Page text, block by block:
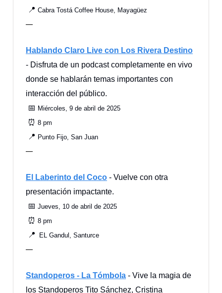
📍 Cabra Tostá Coffee House, Mayagüez
—
Hablando Claro Live con Los Rivera Destino
- Disfruta de un podcast completamente en vivo
donde se hablarán temas importantes con
interacción del público.
📅 Miércoles, 9 de abril de 2025
⏰ 8 pm
📍 Punto Fijo, San Juan
—
El Laberinto del Coco - Vuelve con otra
presentación impactante.
📅 Jueves, 10 de abril de 2025
⏰ 8 pm
📍 EL Gandul, Santurce
—
Standoperos - La Tómbola - Vive la magia de
los Standoperos Tito Sánchez, Cristina